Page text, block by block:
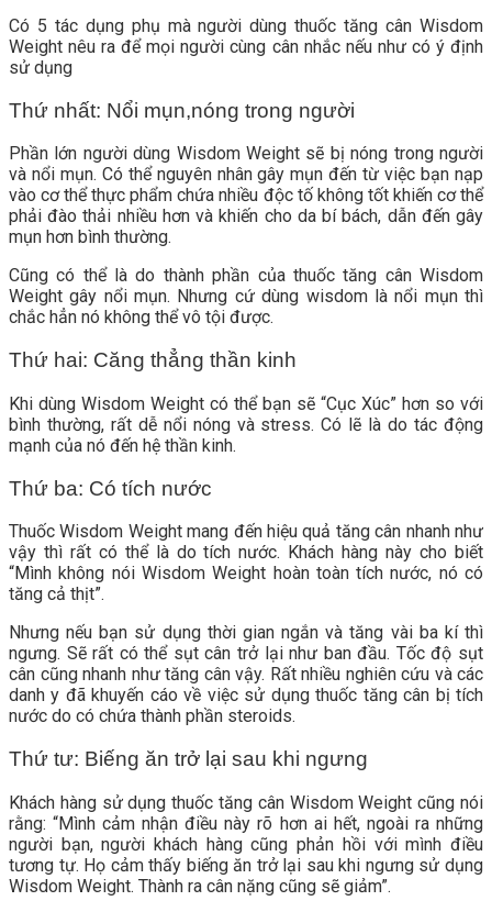
Có 5 tác dụng phụ mà người dùng thuốc tăng cân Wisdom
Weight nêu ra để mọi người cùng cân nhắc nếu như có ý định
sử dụng
Thứ nhất: Nổi mụn,nóng trong người
Phần lớn người dùng Wisdom Weight sẽ bị nóng trong người
và nổi mụn. Có thể nguyên nhân gây mụn đến từ việc bạn nạp
vào cơ thể thực phẩm chứa nhiều độc tố không tốt khiến cơ thể
phải đào thải nhiều hơn và khiến cho da bí bách, dẫn đến gây
mụn hơn bình thường.
Cũng có thể là do thành phần của thuốc tăng cân Wisdom
Weight gây nổi mụn. Nhưng cứ dùng wisdom là nổi mụn thì
chắc hẳn nó không thể vô tội được.
Thứ hai: Căng thẳng thần kinh
Khi dùng Wisdom Weight có thể bạn sẽ “Cục Xúc” hơn so với
bình thường, rất dễ nổi nóng và stress. Có lẽ là do tác động
mạnh của nó đến hệ thần kinh.
Thứ ba: Có tích nước
Thuốc Wisdom Weight mang đến hiệu quả tăng cân nhanh như
vậy thì rất có thể là do tích nước. Khách hàng này cho biết
“Mình không nói Wisdom Weight hoàn toàn tích nước, nó có
tăng cả thịt”.
Nhưng nếu bạn sử dụng thời gian ngắn và tăng vài ba kí thì
ngưng. Sẽ rất có thể sụt cân trở lại như ban đầu. Tốc độ sụt
cân cũng nhanh như tăng cân vậy. Rất nhiều nghiên cứu và các
danh y đã khuyến cáo về việc sử dụng thuốc tăng cân bị tích
nước do có chứa thành phần steroids.
Thứ tư: Biếng ăn trở lại sau khi ngưng
Khách hàng sử dụng thuốc tăng cân Wisdom Weight cũng nói
rằng: “Mình cảm nhận điều này rõ hơn ai hết, ngoài ra những
người bạn, người khách hàng cũng phản hồi với mình điều
tương tự. Họ cảm thấy biếng ăn trở lại sau khi ngưng sử dụng
Wisdom Weight. Thành ra cân nặng cũng sẽ giảm”.